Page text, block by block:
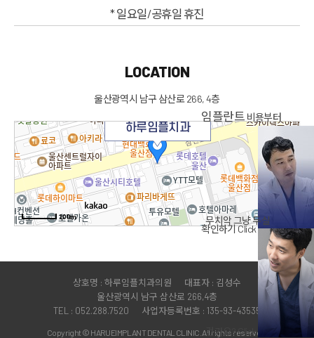
* 일요일/공휴일 휴진
LOCATION
울산광역시 남구 삼산로 266,4층
하루임플치과
100m
상호명 : 하루임플치과의원
대표자 : 김성수
울산광역시 남구 삼산로 266,4층
TEL : 052.288.7520
사업자등록번호 : 135-93-43535
Copyright © HARUEIMPLANT DENTAL CLINIC. All rights reserved.
임플란트 비용부터
확인하기Click
무치악그냥 두실
건가요?Click